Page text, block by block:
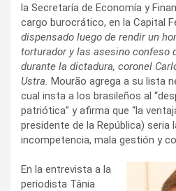
la Secretaría de Economía y
cargo burocrático, en la Capital
dispensado luego de rendir un
torturador y las asesino confeso
durante la dictadura, coronel
Ustra. Mourão agrega a su lista
cual insta a los brasileños al
patriótica” y afirma que “la
presidente de la República) seria
incompetencia, mala gestión y
En la entrevista a la
periodista Tânia